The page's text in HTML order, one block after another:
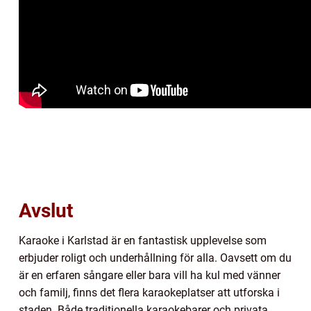
Avslut
Karaoke i Karlstad är en fantastisk upplevelse som
erbjuder roligt och underhållning för alla. Oavsett om du
är en erfaren sångare eller bara vill ha kul med vänner
och familj, finns det flera karaokeplatser att utforska i